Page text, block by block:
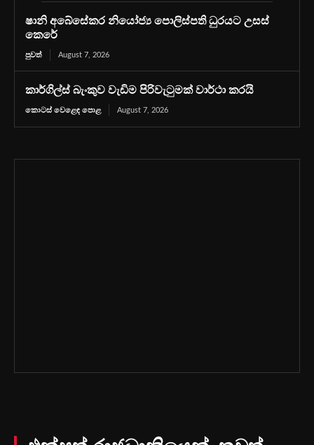
ෂානි අබේසේකර නියෝජ්‍ය පොලිස්පති ධුරයට උසස්
කෙරේ
පුවත් August 7, 2026
කාර්ගිල්ස් බැංකුව වැඩිම පිරිවැටුමක් වාර්ථා කරයි
කොටස් වෙළෙඳ පොළ August 7, 2026